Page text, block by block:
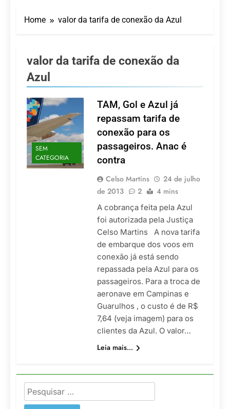
de operação do
5 De Agosto De 2026
Alegre e Montevidéu
em dezembro
5 De Agosto De 2026
Salto Caveiras atrai
novos investimentos e
fortalece infraestrutura
Toda a Europa em Um
Só Lugar: Descubra as
Atrações do Parque
Mini-Europe
4 De Agosto De 2026
Por Dentro do Atomium:
História, Ciência e a
Melhor Vista de
4 De Agosto De 2026
Home valor da tarifa de conexão da Azul
valor da tarifa de conexão da
Azul
SEM
CATEGORIA
TAM, Gol e Azul já
repassam tarifa de
conexão para os
passageiros. Anac é
contra
Celso Martins
24 de julho
de 2013
2 4 mins
A cobrança feita pela Azul
foi autorizada pela Justiça
Celso Martins A nova tarifa
de embarque dos voos em
conexão já está sendo
repassada pela Azul para os
passageiros. Para a troca de
aeronave em Campinas e
Guarulhos , o custo é de R$
7,64 (veja imagem) para os
clientes da Azul. O valor…
Leia mais...
Pesquisar
por: